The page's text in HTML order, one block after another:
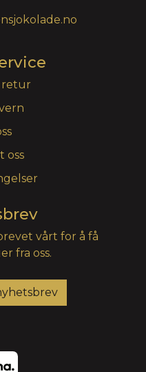
retur
oss
vårt for å få
fra oss.